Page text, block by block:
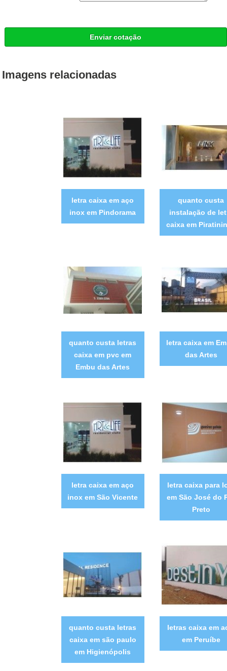
Enviar cotação
Imagens relacionadas
letra caixa em aço
inox em Pindorama
quanto custa
instalação de
caixa em
quanto custa letras
caixa em pvc em
Embu das Artes
letra caixa em
das Artes
letra caixa em aço
inox em São Vicente
letra caixa para
em São José do
Preto
quanto custa letras
caixa em são paulo
em Higienópolis
letras caixa em
em Peruíbe